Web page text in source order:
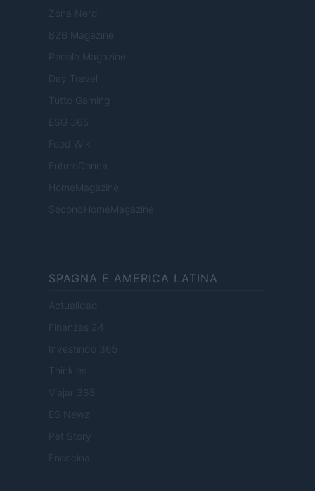
Zona Nerd
B2B Magazine
People Magazine
Day Travel
Tutto Gaming
ESG 365
Food Wiki
FuturoDonna
HomeMagazine
SecondHomeMagazine
SPAGNA E AMERICA LATINA
Actualidad
Finanzas 24
Investindo 365
Think.es
Viajar 365
ES Newz
Pet Story
Encocina